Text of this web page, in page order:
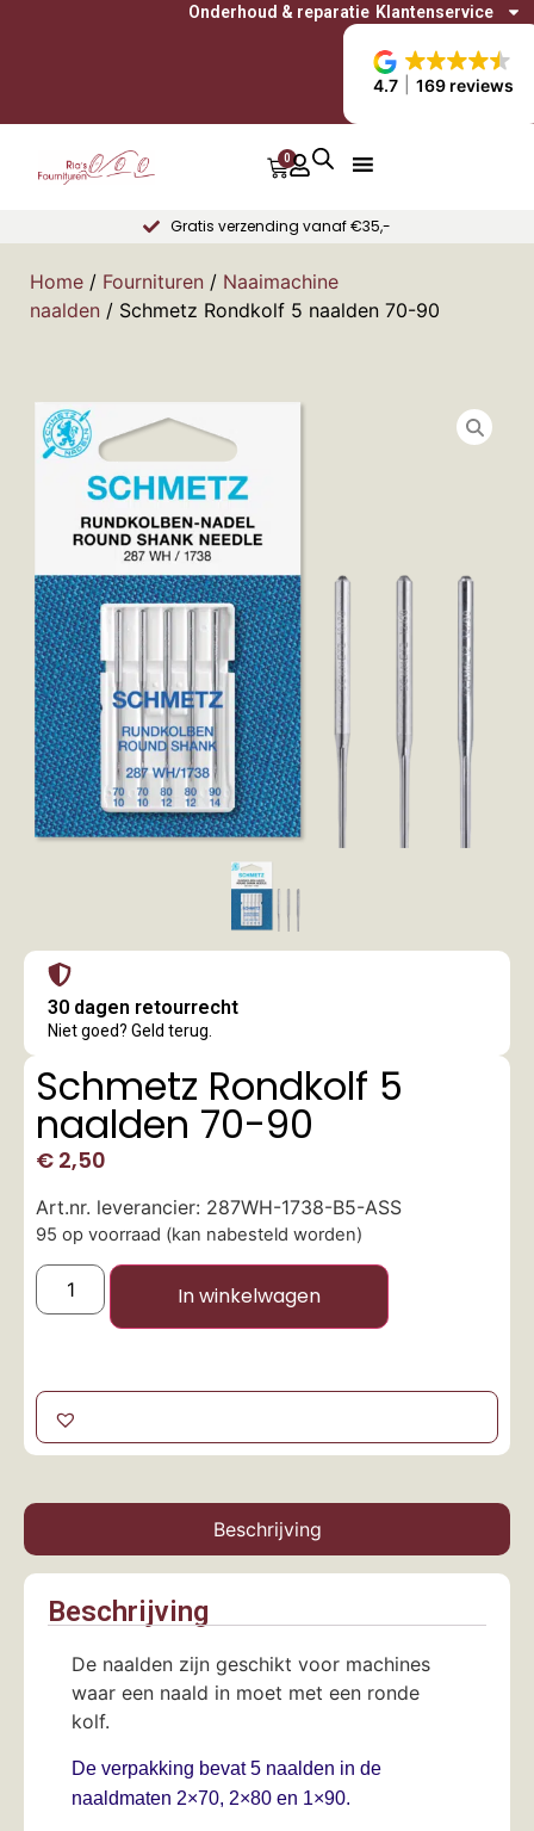
4.7 169 reviews
Onderhoud & reparatie Klantenservice
0
Gratis verzending vanaf €35,-
Home / Fournituren / Naaimachine
naalden / Schmetz Rondkolf 5 naalden 70-90
30 dagen retourrecht
Niet goed? Geld terug.
Schmetz Rondkolf 5
naalden 70-90
€ 2,50
Art.nr. leverancier: 287WH-1738-B5-ASS
95 op voorraad (kan nabesteld worden)
In winkelwagen
Beschrijving
Beschrijving
De naalden zijn geschikt voor machines
waar een naald in moet met een ronde
kolf.
De verpakking bevat 5 naalden in de
naaldmaten 2×70, 2×80 en 1×90.